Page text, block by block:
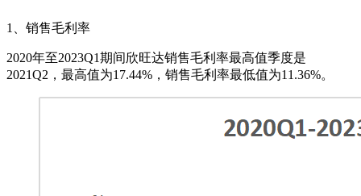
1、销售毛利率
2020年至2023Q1期间欣旺达销售毛利率最高值季度是
2021Q2，最高值为17.44%，销售毛利率最低值为11.36%。